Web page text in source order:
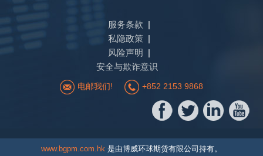
服务条款
私隐政策
风险声明
安全与欺诈意识
电邮我们! +852 2153 9868
www.bgpm.com.hk 是由博威环球期货有限公司持有。